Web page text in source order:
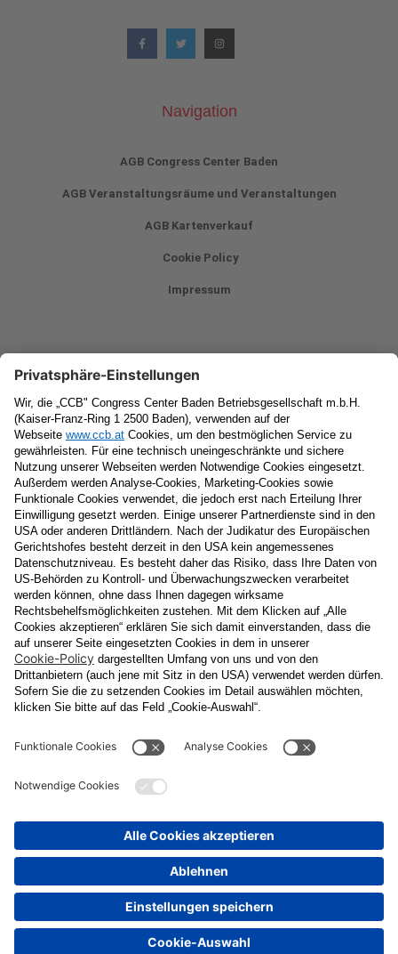
Navigation
AGB Congress Center Baden
AGB Veranstaltungsräume und Veranstaltungen
AGB Kartenverkauf
Cookie Policy
Impressum
Newsletter
Vorname
Nachname
E-Mail
Datenschutzerklärung
Ja , ich erlaube, dass meine personenbezogenen Daten, nämlich
Name undE-Mail-Adressefür personalisierte Zusendungen per E-
Mail, die Informationen über Events und das
Veranstaltungsprogramm vom Congress Center Baden
enthalten, von der "CCB" Congress Center Baden
Betriebsgesellschaft m.b.H. verarbeitet werden.
Die Verarbeitung meiner Daten erfolgt entsprechend der
Datenschutzerklärung der Casinos Austria Aktiengesellschaft und
unterwww.casinos.at/datenschutzabrufen und einsehen kann. Die
Einwilligung kann ich jederzeit postalisch an "CCB" Congress
2500 Baden, per E-Mail an
datenschutz@cal.at
oder in jeder elektronischen Zusendung
nicht berührt.
Senden